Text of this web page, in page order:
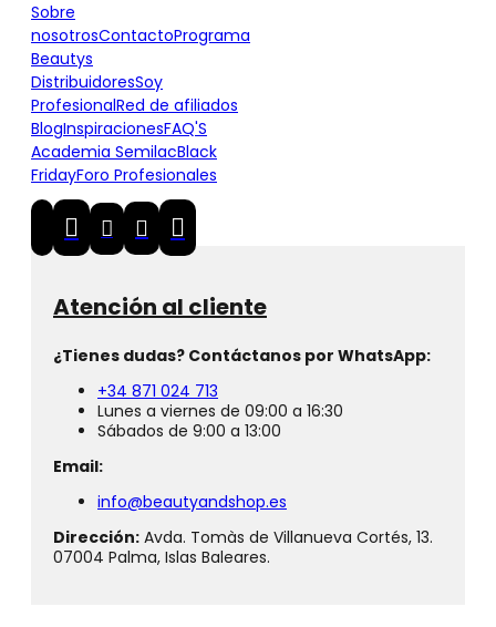
Sobre
nosotrosContactoPrograma
Beautys
DistribuidoresSoy
ProfesionalRed de afiliados
BlogInspiracionesFAQ'S
Academia SemilacBlack
FridayForo Profesionales
Atención al cliente
¿Tienes dudas? Contáctanos por WhatsApp:
+34 871 024 713
Lunes a viernes de 09:00 a 16:30
Sábados de 9:00 a 13:00
Email:
info@beautyandshop.es
Dirección: Avda. Tomàs de Villanueva Cortés, 13.
07004 Palma, Islas Baleares.